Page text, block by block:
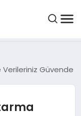
Verileriniz Güvende